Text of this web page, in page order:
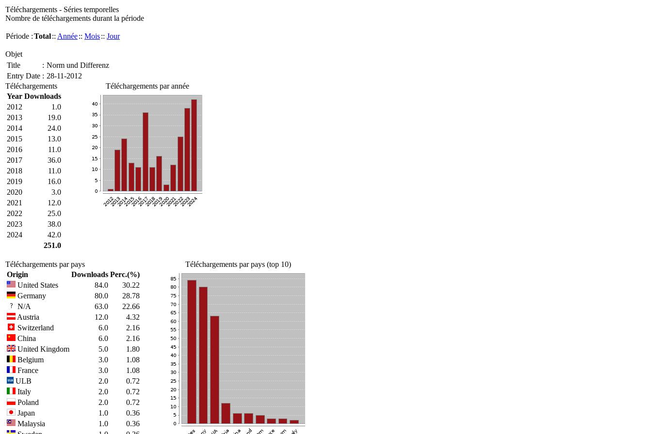
Téléchargements - Séries temporelles
Nombre de téléchargements durant la période
Période :Total:: Année:: Mois:: Jour
Objet
Title
: Norm und Differenz
Entry Date : 28-11-2012
Téléchargements
Year Downloads
2012
1.0
2013
19.0
2014
24.0
2015
13.0
2016
11.0
2017
36.0
2018
11.0
2019
16.0
2020
3.0
2021
12.0
2022
25.0
2023
38.0
2024
42.0
251.0
Téléchargements par année
Téléchargements par pays
Origin
Downloads Perc.(%)
United States
84.0
30.22
Germany
80.0
28.78
N/A
63.0
22.66
Austria
12.0
4.32
Switzerland
6.0
2.16
China
6.0
2.16
United Kingdom
5.0
1.80
Belgium
3.0
1.08
France
3.0
1.08
ULB
2.0
0.72
Italy
2.0
0.72
Poland
2.0
0.72
Japan
1.0
0.36
Malaysia
1.0
0.36
Téléchargements par pays (top 10)